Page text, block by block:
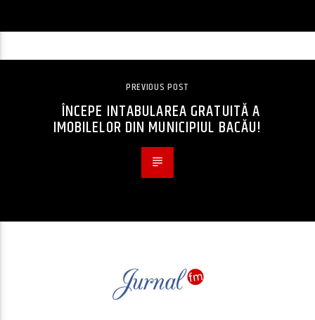
PREVIOUS POST
ÎNCEPE INTABULAREA GRATUITĂ A
IMOBILELOR DIN MUNICIPIUL BACĂU!